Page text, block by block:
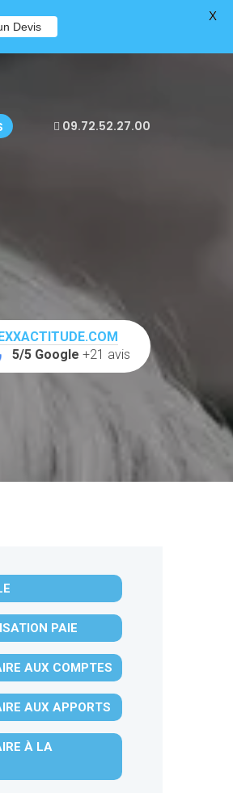
09.72.52.27.00
5/5 Google +21 avis
PAIE
AUX COMPTES
AUX APPORTS
À LA
Devis
X